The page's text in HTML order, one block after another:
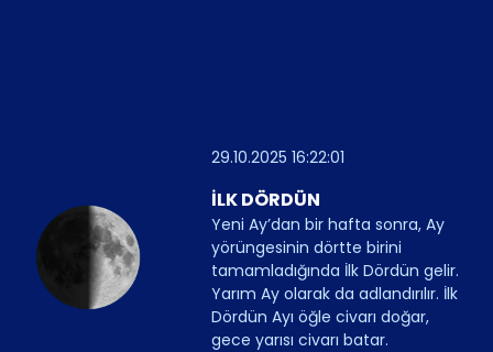
29.10.2025 16:22:01
İLK DÖRDÜN
Yeni Ay’dan bir hafta sonra, Ay
yörüngesinin dörtte birini
tamamladığında İlk Dördün gelir.
Yarım Ay olarak da adlandırılır. İlk
Dördün Ayı öğle civarı doğar,
gece yarısı civarı batar.